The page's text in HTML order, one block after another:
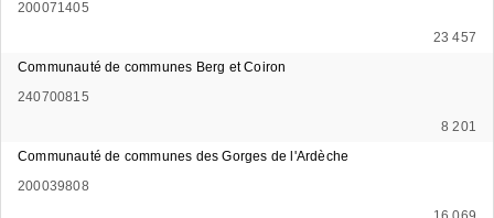
200071405
23 457
Communauté de communes Berg et Coiron
240700815
8 201
Communauté de communes des Gorges de l'Ardèche
200039808